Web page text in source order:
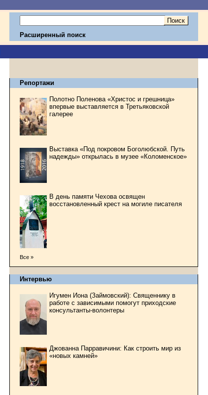
Расширенный поиск
Репортажи
Полотно Поленова «Христос и грешница»
впервые выставляется в Третьяковской
галерее
Выставка «Под покровом Боголюбской. Путь
надежды» открылась в музее «Коломенское»
В день памяти Чехова освящен
восстановленный крест на могиле писателя
Все »
Интервью
Игумен Иона (Займовский): Священнику в
работе с зависимыми помогут приходские
консультанты-волонтеры
Джованна Парравичини: Как строить мир из
«новых камней»